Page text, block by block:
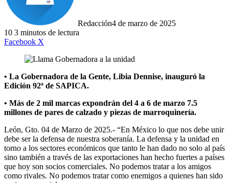
Redacción4 de marzo de 2025
10 3 minutos de lectura
Facebook X
• La Gobernadora de la Gente, Libia Dennise, inauguró la
Edición 92ª de SAPICA.
• Más de 2 mil marcas expondrán del 4 a 6 de marzo 7.5
millones de pares de calzado y piezas de marroquinería.
León, Gto. 04 de Marzo de 2025.- “En México lo que nos debe unir
debe ser la defensa de nuestra soberanía. La defensa y la unidad en
torno a los sectores económicos que tanto le han dado no solo al país
sino también a través de las exportaciones han hecho fuertes a países
que hoy son socios comerciales. No podemos tratar a los amigos
como rivales. No podemos tratar como enemigos a quienes han sido